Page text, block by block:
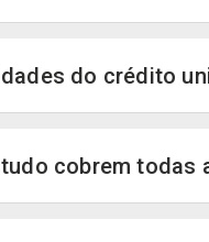
do crédito
cobrem todas